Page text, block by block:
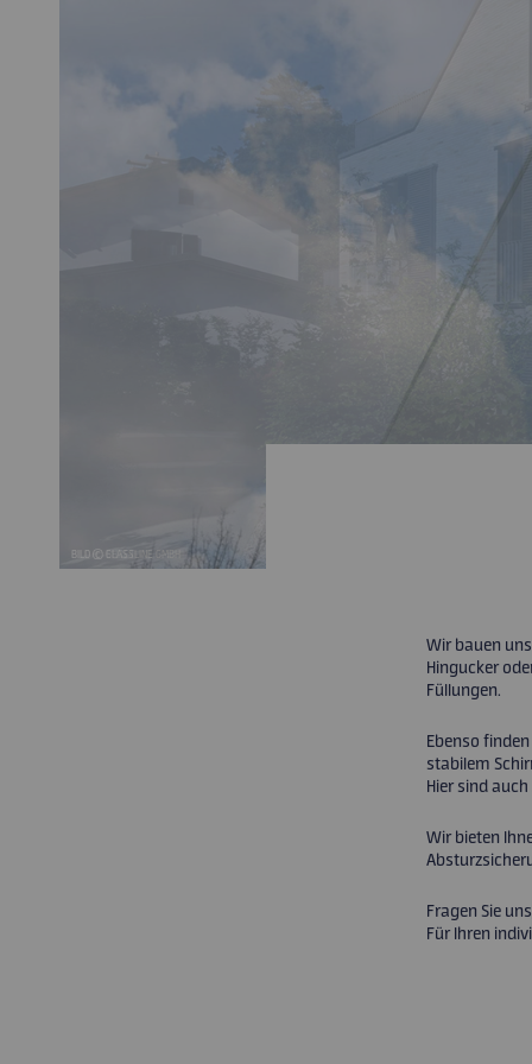
BILD © GLASSLINE GMBH
Wir bauen
Hingucker
Füllungen.
Ebenso
stabilem
Hier sind
Wir bieten
Fragen Sie
Für Ihren